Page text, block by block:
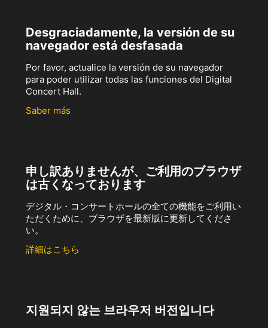
Desgraciadamente, la versión de su
navegador está desfasada
Por favor, actualice la versión de su navegador
para poder utilizar todas las funciones del Digital
Concert Hall.
Saber más
申し訳ありませんが、ご利用のブラウザ
は古くなっております
デジタル・コンサートホールの全ての機能をご利用い
ただくために、ブラウザを最新版に更新してくださ
い。
詳細はこちら
지원되지 않는 브라우저 버전입니다